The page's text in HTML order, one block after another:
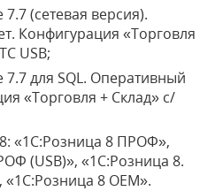
(сетевая версия).
Конфигурация «Торговля
USB;
для SQL. Оперативный
«Торговля + Склад» с/
«1С:Розница 8 ПРОФ»,
(USB)», «1С:Розница 8.
«1С:Розница 8 OEM».